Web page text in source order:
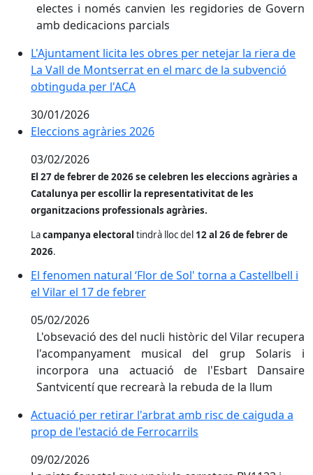
electes i només canvien les regidories de Govern
amb dedicacions parcials
L'Ajuntament licita les obres per netejar la riera de
L'Ajuntament licita les obres per netejar la riera de
La Vall de Montserrat en el marc de la subvenció
obtinguda per l'ACA
30/01/2026
Eleccions agràries 2026
03/02/2026
El 27 de febrer de 2026 se celebren les eleccions agràries a
Catalunya per escollir la representativitat de les
organitzacions professionals agràries.
Lacampanya electoral tindrà lloc del 12 al 26 de febrer de
2026.
El fenomen natural ‘Flor de Sol' torna a Castellbell i
El fenomen natural ‘Flor de Sol' torna a Castellbell i
el Vilar el 17 de febrer
05/02/2026
L'obsevació des del nucli històric del Vilar recupera
l'acompanyament musical del grup Solaris i
incorpora una actuació de l'Esbart Dansaire
Santvicentí que recrearà la rebuda de la llum
Actuació per retirar l'arbrat amb risc de caiguda a
Actuació per retirar l'arbrat amb risc de caiguda a
prop de l'estació de Ferrocarrils
09/02/2026